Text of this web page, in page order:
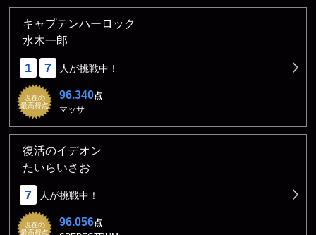
キャプテンハーロック
水木一郎
1 7 人が挑戦中！
現在の
最高得点
96.340点
マッサ
復活のイデオン
たいらいさお
7 人が挑戦中！
現在の
最高得点
96.056点